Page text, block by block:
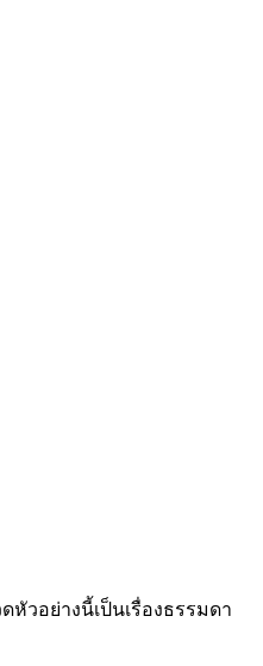
วอย่างนี้เป็นเรื่องธรรมดา